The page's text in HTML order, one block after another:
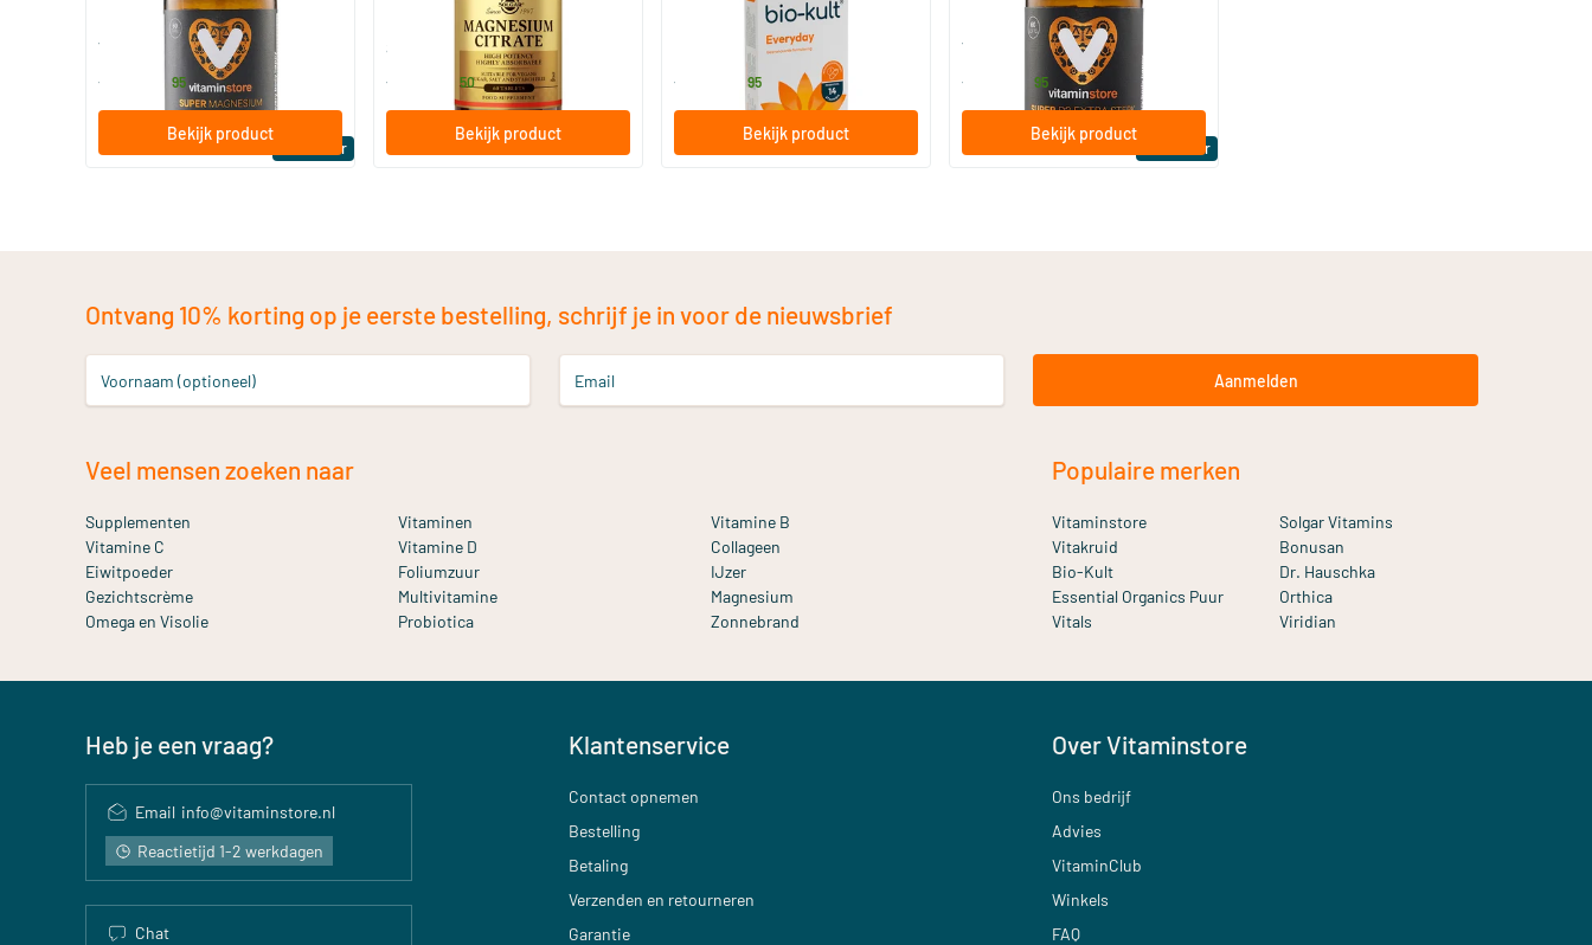
Bestseller
60/​120 tabletten
Vitaminstore
vanaf 95
Bekijk product
60/​120 tabletten
Solgar Vitamins
vanaf 50
Bekijk product
30/​60/​120 capsules
vanaf .95
Bekijk product
Bestseller
60/​120 softgels
Vitaminstore
vanaf 95
Bekijk product
Ontvang 10% korting op je eerste bestelling, schrijf je in voor de nieuwsbrief
Voornaam (optioneel) Email Aanmelden
Veel mensen zoeken naar
Supplementen Vitaminen
Vitamine B
Vitamine C
Vitamine D
Collageen
Eiwitpoeder
Foliumzuur
IJzer
Gezichtscrème
Multivitamine
Magnesium
Omega en Visolie
Probiotica Zonnebrand
Populaire merken
Vitaminstore
Solgar Vitamins
Vitakruid
Bonusan
Bio-Kult
Dr. Hauschka
Essential Organics Puur
Orthica
Vitals
Viridian
Heb je een vraag?
Email info@vitaminstore.nl
Reactietijd 1-2 werkdagen
Chat
Klantenservice
Contact opnemen
Bestelling
Betaling
Verzenden en retourneren
Garantie
Over Vitaminstore
Ons bedrijf
Advies
VitaminClub
Winkels
FAQ